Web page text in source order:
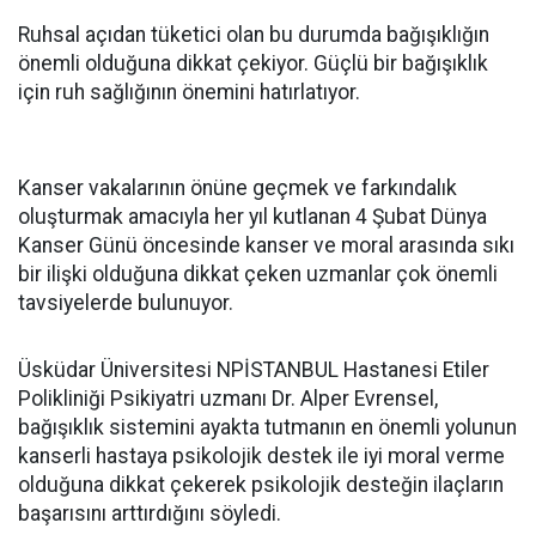
Ruhsal açıdan tüketici olan bu durumda bağışıklığın
önemli olduğuna dikkat çekiyor. Güçlü bir bağışıklık
için ruh sağlığının önemini hatırlatıyor.
Kanser vakalarının önüne geçmek ve farkındalık
oluşturmak amacıyla her yıl kutlanan 4 Şubat Dünya
Kanser Günü öncesinde kanser ve moral arasında sıkı
bir ilişki olduğuna dikkat çeken uzmanlar çok önemli
tavsiyelerde bulunuyor.
Üsküdar Üniversitesi NPİSTANBUL Hastanesi Etiler
Polikliniği Psikiyatri uzmanı Dr. Alper Evrensel,
bağışıklık sistemini ayakta tutmanın en önemli yolunun
kanserli hastaya psikolojik destek ile iyi moral verme
olduğuna dikkat çekerek psikolojik desteğin ilaçların
başarısını arttırdığını söyledi.